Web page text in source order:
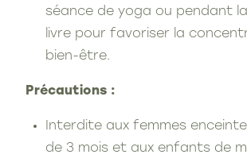
séance de yoga ou pendant
livre pour favoriser la
bien-être.
Précautions :
Interdite aux femmes
de 3 mois et aux enfants de